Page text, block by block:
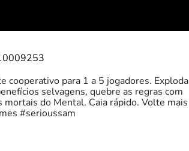
cooperativo para 1 a 5 jogadores. Exploda
selvagens, quebre as regras com
mortais do Mental. Caia rápido. Volte mais
#serioussam